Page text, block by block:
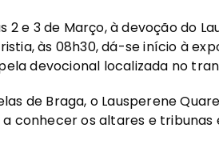
2 e 3 de Março, à devoção do
às 08h30, dá-se início à
devocional localizada no
de Braga, o Lausperene
conhecer os altares e